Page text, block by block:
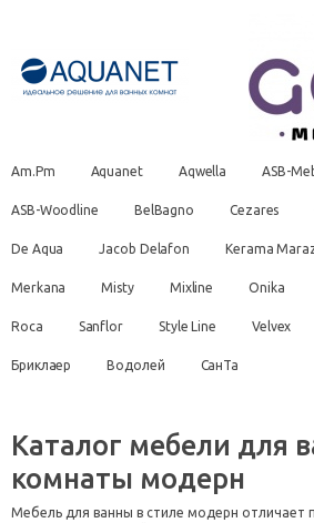
Am.Pm Aquanet Aqwella ASB-
ASB-Woodline BelBagno Cezares
De Aqua Jacob Delafon Kerama
Merkana Misty Mixline Onika
Roca Sanflor Style Line Velvex
Бриклаер Водолей СанТа
Каталог мебели для
комнаты модерн
Мебель для ванны в стиле модерн отличает